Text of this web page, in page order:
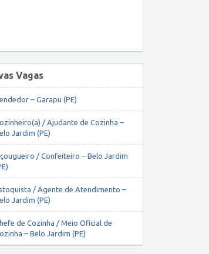
Vagas
– Garapu (PE)
/ Ajudante de Cozinha –
Jardim (PE)
/ Confeiteiro – Belo Jardim
/ Agente de Atendimento –
Jardim (PE)
de Cozinha / Meio Oficial de
– Belo Jardim (PE)